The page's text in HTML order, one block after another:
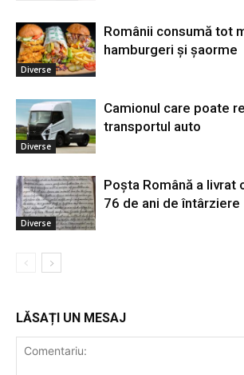
Diverse
Românii consumă tot
hamburgeri și șaorme
Diverse
Camionul care poate
transportul auto
Diverse
Poșta Română a livrat
76 de ani de întârziere
LĂSAȚI UN MESAJ